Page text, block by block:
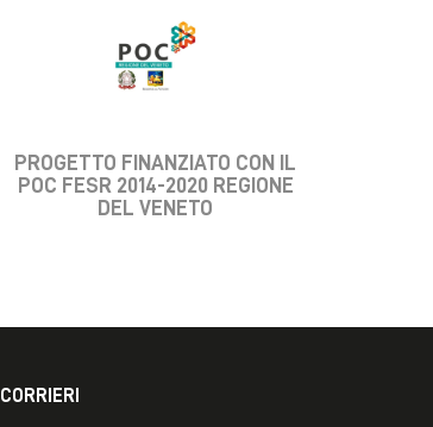
PROGETTO FINANZIATO CON IL
POC FESR 2014-2020 REGIONE
DEL VENETO
CORRIERI